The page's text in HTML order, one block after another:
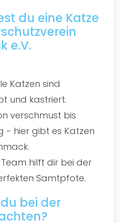
du eine Katze
e.V.
Katzen sind
und kastriert.
verschmust bis
- hier gibt es Katzen
hilft dir bei der
Samtpfote.
bei der